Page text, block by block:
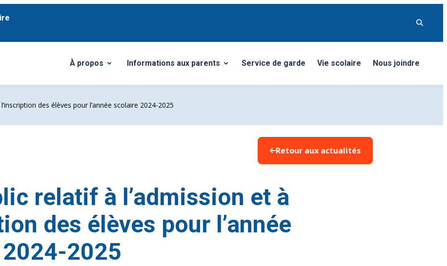
À propos
Ouvrir/Fermer le sous-menuInformations aux parents
Ouvrir/Fermer le sous-menu Service de garde Vie scolaire Nous joindre
des élèves pour l’année scolaire 2024-2025
Retour aux actualités
relatif à l’admission et à
des élèves pour l’année
2025